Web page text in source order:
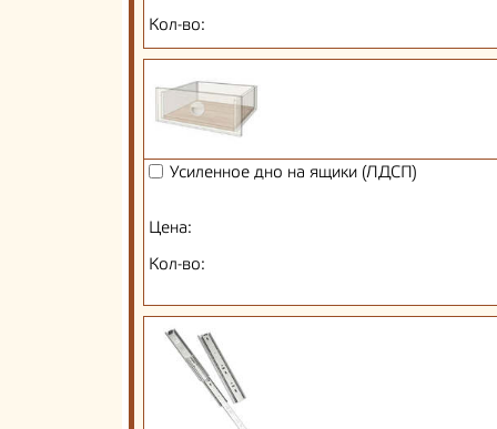
Кол-во:
Усиленное дно на ящики (ЛДСП)
Цена:
Кол-во: